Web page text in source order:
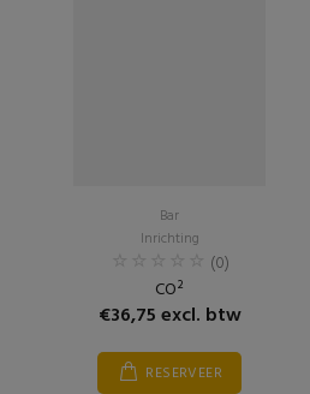
Bar
Inrichting
(0)
CO²
€36,75 excl. btw
RESERVEER